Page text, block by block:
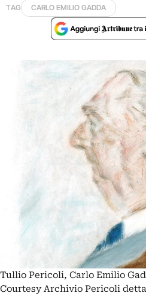
TAG CARLO EMILIO GADDA
Tullio Pericoli, Carlo Emilio
Courtesy Archivio Pericoli